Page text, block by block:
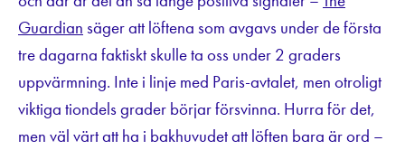
Guardian säger att löftena som avgavs under de första
tre dagarna faktiskt skulle ta oss under 2 graders
uppvärmning. Inte i linje med Paris-avtalet, men otroligt
viktiga tiondels grader börjar försvinna. Hurra för det,
men väl värt att ha i bakhuvudet att löften bara är ord –